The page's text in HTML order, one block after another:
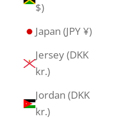
$)
Japan (JPY ¥)
Jersey (DKK
kr.)
Jordan (DKK
kr.)